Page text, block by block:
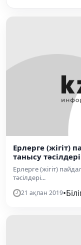
Ерлерге (жігіт)
танысу тәсілдері
Ерлерге (жігіт)
тәсілдері...
21 ақпан 2019•